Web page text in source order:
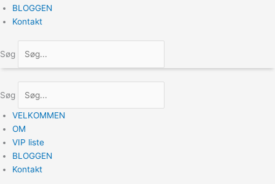
BLOGGEN
Kontakt
Søg
Søg
VELKOMMEN
OM
VIP liste
BLOGGEN
Kontakt